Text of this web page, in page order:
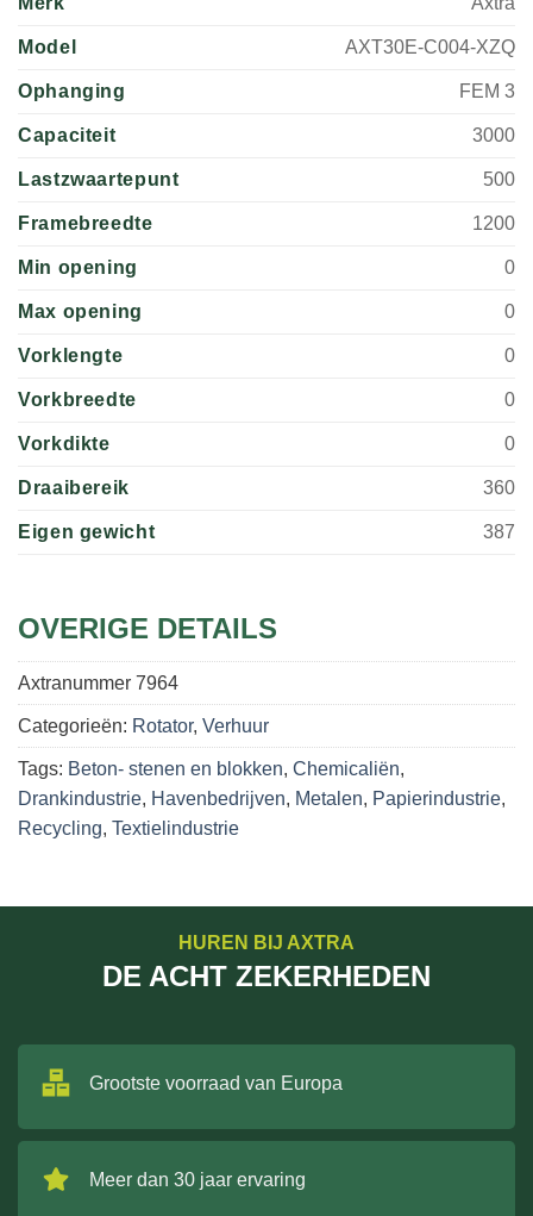
Model AXT30E-C004-XZQ
Ophanging FEM 3
Capaciteit 3000
Lastzwaartepunt 500
Framebreedte 1200
Min opening 0
Max opening 0
Vorklengte 0
Vorkbreedte 0
Vorkdikte 0
Draaibereik 360
Eigen gewicht 387
OVERIGE DETAILS
Axtranummer 7964
Categorieën: Rotator, Verhuur
Tags: Beton- stenen en blokken, Chemicaliën,
Drankindustrie, Havenbedrijven, Metalen, Papierindustrie,
Recycling, Textielindustrie
HUREN BIJ AXTRA
DE ACHT ZEKERHEDEN
Grootste voorraad van Europa
Meer dan 30 jaar ervaring